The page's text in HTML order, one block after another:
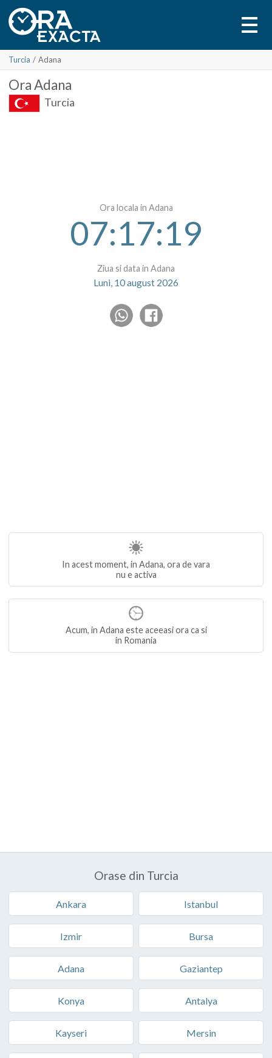
Turcia / Adana
OraAdana
Turcia
Ora locala in Adana
07:17:19
Ziua si data in Adana
Luni, 10 august 2026
In acest moment, in Adana, ora de vara
nu e activa
Acum, in Adana este aceeasi ora ca si
in Romania
Orase din Turcia
Ankara Istanbul
Izmir Bursa
Adana Gaziantep
Konya Antalya
Kayseri Mersin